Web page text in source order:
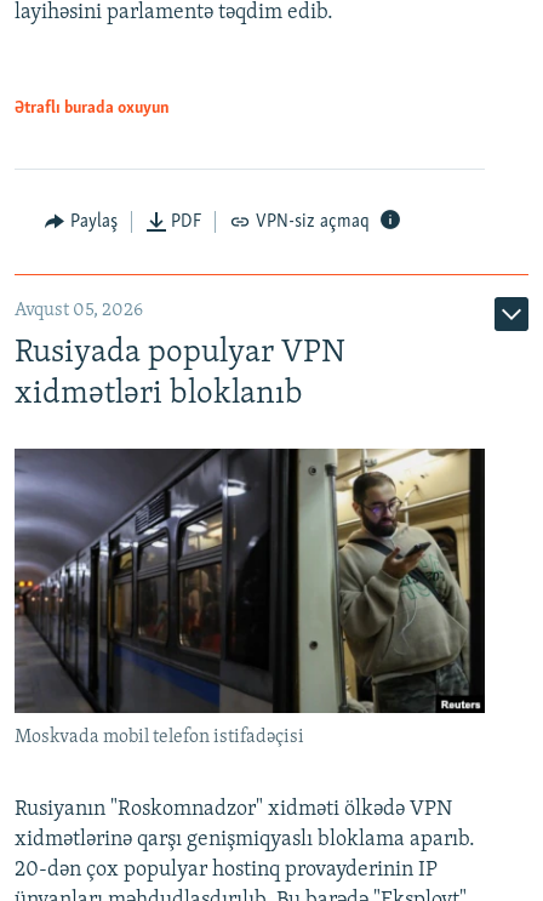
720p 1080p
layihəsini parlamentə təqdim edib.
Ətraflı burada oxuyun
Paylaş PDF VPN-siz açmaq
Avqust 05, 2026
Rusiyada populyar VPN
xidmətləri bloklanıb
Moskvada mobil telefon istifadəçisi
Rusiyanın "Roskomnadzor" xidməti ölkədə VPN
xidmətlərinə qarşı genişmiqyaslı bloklama aparıb.
20-dən çox populyar hostinq provayderinin IP